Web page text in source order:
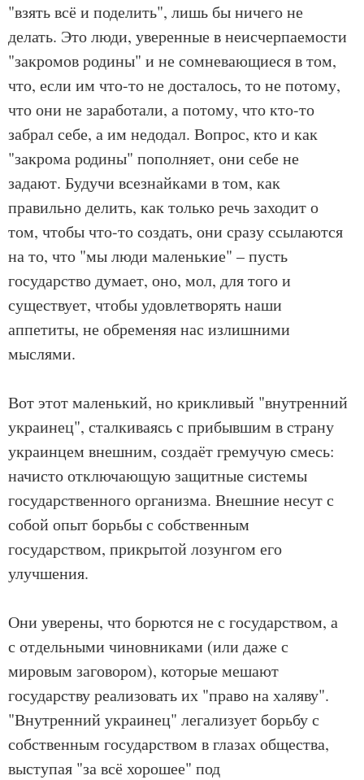
"взять всё и поделить", лишь бы ничего не
делать. Это люди, уверенные в неисчерпаемости
"закромов родины" и не сомневающиеся в том,
что, если им что-то не досталось, то не потому,
что они не заработали, а потому, что кто-то
забрал себе, а им недодал. Вопрос, кто и как
"закрома родины" пополняет, они себе не
задают. Будучи всезнайками в том, как
правильно делить, как только речь заходит о
том, чтобы что-то создать, они сразу ссылаются
на то, что "мы люди маленькие" – пусть
государство думает, оно, мол, для того и
существует, чтобы удовлетворять наши
аппетиты, не обременяя нас излишними
мыслями.
Вот этот маленький, но крикливый "внутренний
украинец", сталкиваясь с прибывшим в страну
украинцем внешним, создаёт гремучую смесь:
начисто отключающую защитные системы
государственного организма. Внешние несут с
собой опыт борьбы с собственным
государством, прикрытой лозунгом его
улучшения.
Они уверены, что борются не с государством, а
с отдельными чиновниками (или даже с
мировым заговором), которые мешают
государству реализовать их "право на халяву".
"Внутренний украинец" легализует борьбу с
собственным государством в глазах общества,
выступая "за всё хорошее" под